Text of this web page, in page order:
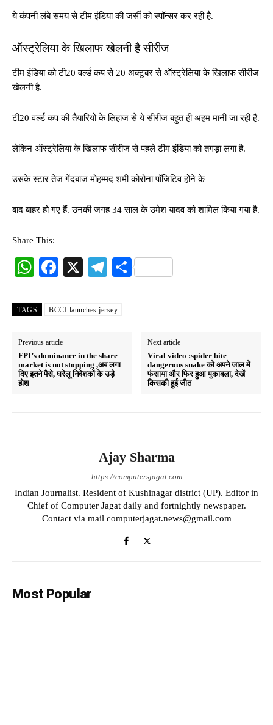
ये कंपनी लंबे समय से टीम इंडिया की जर्सी को स्पॉन्सर कर रही है.
ऑस्ट्रेलिया के खिलाफ खेलनी है सीरीज
टीम इंडिया को टी20 वर्ल्ड कप से 20 अक्टूबर से ऑस्ट्रेलिया के खिलाफ सीरीज
खेलनी है.
टी20 वर्ल्ड कप की तैयारियों के लिहाज से ये सीरीज बहुत ही अहम मानी जा रही है.
लेकिन ऑस्ट्रेलिया के खिलाफ सीरीज से पहले टीम इंडिया को तगड़ा लगा है.
उसके स्टार तेज गेंदबाज मोहम्मद शमी कोरोना पॉजिटिव होने के
बाद बाहर हो गए हैं. उनकी जगह 34 साल के उमेश यादव को शामिल किया गया है.
Share This:
W
ts
pp
Fa
bo
X
Te
gr
S
TAGS BCCI launches jersey
Previous article
FPI’s dominance in the share
market is not stopping ,अब लगा
दिए इतने पैसे, घरेलू निवेशकों के उड़े
होश
Next article
Viral video :spider bite
dangerous snake को अपने जाल में
फंसाया और फिर हुआ मुकाबला, देखें
किसकी हुई जीत
Ajay Sharma
https://computersjagat.com
Indian Journalist. Resident of Kushinagar district (UP). Editor in
Chief of Computer Jagat daily and fortnightly newspaper.
Contact via mail computerjagat.news@gmail.com
Most Popular